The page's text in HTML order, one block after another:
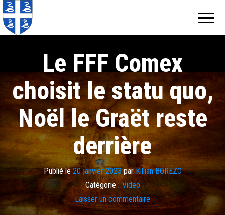
Le FFF Comex
choisit le statu quo,
Noël le Graët reste
derrière
Publié le20 janvier 2023parKillian BOREZO
Catégorie : Video
Laisser un commentaire